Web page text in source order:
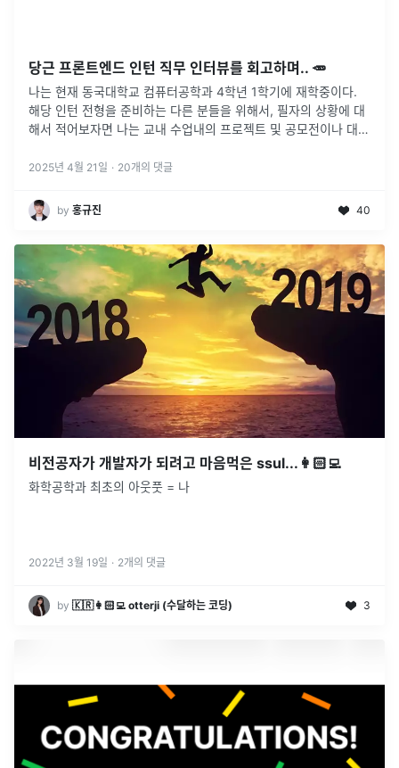
당근 프론트엔드 인턴 직무 인터뷰를 회고하며.. 🥕
나는 현재 동국대학교 컴퓨터공학과 4학년 1학기에 재학중이다.
해당 인턴 전형을 준비하는 다른 분들을 위해서, 필자의 상황에 대
해서 적어보자면 나는 교내 수업내의 프로젝트 및 공모전이나 대회
은 단발성 대...
2025년 4월 21일 · 20개의 댓글
by 홍규진 40
비전공자가 개발자가 되려고 마음먹은 ssul...👩🏻‍💻
화학공학과 최초의 아웃풋 = 나
2022년 3월 19일 · 2개의 댓글
by 🇰🇷👩🏻‍💻 otterji (수달하는 코딩) 3